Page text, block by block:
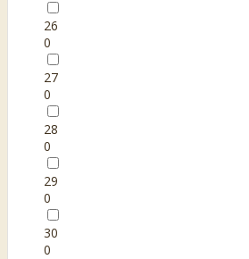
26
0
27
0
28
0
29
0
30
0